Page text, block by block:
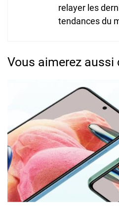
relayer les
tendances du
Vous aimerez aussi